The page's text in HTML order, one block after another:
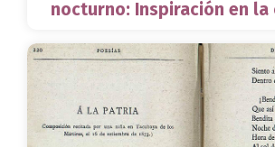
nocturno: Inspiración en la